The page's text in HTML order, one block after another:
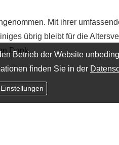
Mit ihrer
übrig bleibt für die
Dank
Betrieb der Website
finden Sie in der